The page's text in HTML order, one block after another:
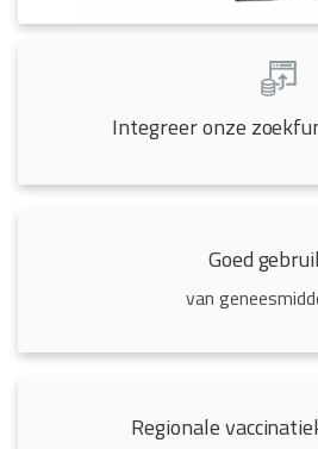
Integreer onze
Goed
van
Regionale